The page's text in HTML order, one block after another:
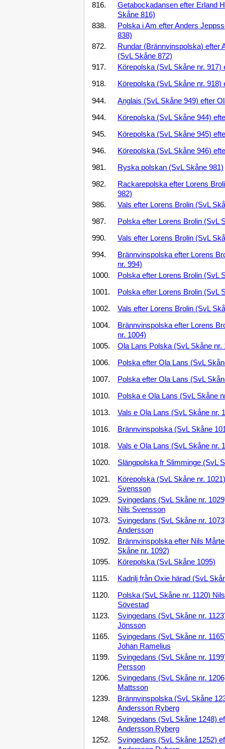
816.
Getabockadansen efter Erland
Skåne 816)
838.
Polska i Am efter Anders
838)
872.
Rundar (Brännvinspolska) efter
(SvL Skåne 872)
917.
Körepolska (SvL Skåne nr. 917)
918. Körepolska (SvL Skåne nr. 918)
944. Anglais (SvL Skåne 949) efter
944. Körepolska (SvL Skåne 944)
945. Körepolska (SvL Skåne 945)
946. Körepolska (SvL Skåne 946)
981. Ryska polskan (SvL Skåne 981)
982.
Rackarepolska efter Lorens
982)
986.
Vals efter Lorens Brolin (SvL
987. Polska efter Lorens Brolin (SvL
990. Vals efter Lorens Brolin (SvL
994.
Brännvinspolska efter Lorens
nr. 994)
1000.
Polska efter Lorens Brolin (SvL
1001. Polska efter Lorens Brolin (SvL
1002. Vals efter Lorens Brolin (SvL
1004.
Brännvinspolska efter Lorens
nr. 1004)
1005.
Ola Lans Polska (SvL Skåne nr.
1006. Polska efter Ola Lans (SvL
1007. Polska efter Ola Lans (SvL
1010. Polska e Ola Lans (SvL Skåne
1013. Vals e Ola Lans (SvL Skåne nr.
1016. Brännvinspolska (SvL Skåne
1018. Vals e Ola Lans (SvL Skåne nr.
1020. Slängpolska fr Slimminge (SvL
1021.
Körepolska (SvL Skåne nr.
Svensson
1029.
Svingedans (SvL Skåne nr.
Nils Svensson
1073.
Svingedans (SvL Skåne nr.
Andersson
1092.
Brännvinspolska efter Nils
Skåne nr. 1092)
1095.
Körepolska (SvL Skåne 1095)
1115. Kadrilj från Oxie härad (SvL
1120.
Polska (SvL Skåne nr. 1120)
Sövestad
1123.
Svingedans (SvL Skåne nr.
Jönsson
1165.
Svingedans (SvL Skåne nr.
Johan Ramelius
1199.
Svingedans (SvL Skåne nr.
Persson
1206.
Svingedans (SvL Skåne nr.
Mattsson
1239.
Brännvinspolska (SvL Skåne
Andersson Ryberg
1248.
Svingedans (SvL Skåne 1248)
Andersson Ryberg
1252.
Svingedans (SvL Skåne 1252)